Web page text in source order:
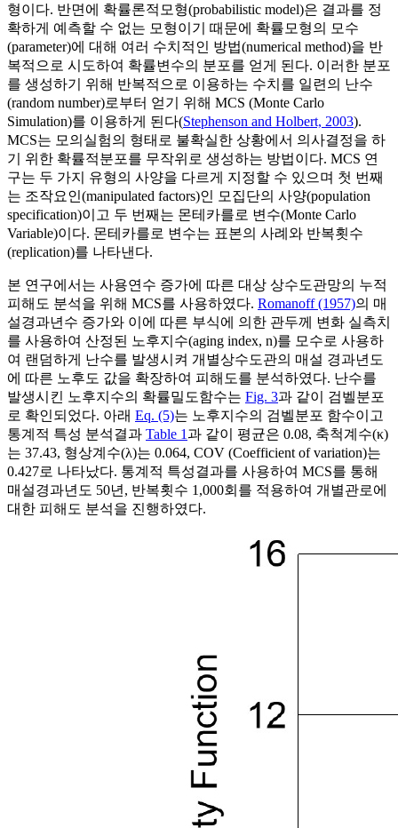
형이다. 반면에 확률론적모형(probabilistic model)은 결과를 정
확하게 예측할 수 없는 모형이기 때문에 확률모형의 모수
(parameter)에 대해 여러 수치적인 방법(numerical method)을 반
복적으로 시도하여 확률변수의 분포를 얻게 된다. 이러한 분포
를 생성하기 위해 반복적으로 이용하는 수치를 일련의 난수
(random number)로부터 얻기 위해 MCS (Monte Carlo
Simulation)를 이용하게 된다(Stephenson and Holbert, 2003).
MCS는 모의실험의 형태로 불확실한 상황에서 의사결정을 하
기 위한 확률적분포를 무작위로 생성하는 방법이다. MCS 연
구는 두 가지 유형의 사양을 다르게 지정할 수 있으며 첫 번째
는 조작요인(manipulated factors)인 모집단의 사양(population
specification)이고 두 번째는 몬테카를로 변수(Monte Carlo
Variable)이다. 몬테카를로 변수는 표본의 사례와 반복횟수
(replication)를 나타낸다.
본 연구에서는 사용연수 증가에 따른 대상 상수도관망의 누적
피해도 분석을 위해 MCS를 사용하였다. Romanoff (1957)의 매
설경과년수 증가와 이에 따른 부식에 의한 관두께 변화 실측치
를 사용하여 산정된 노후지수(aging index, n)를 모수로 사용하
여 랜덤하게 난수를 발생시켜 개별상수도관의 매설 경과년도
에 따른 노후도 값을 확장하여 피해도를 분석하였다. 난수를
발생시킨 노후지수의 확률밀도함수는 Fig. 3과 같이 검벨분포
로 확인되었다. 아래 Eq. (5)는 노후지수의 검벨분포 함수이고
통계적 특성 분석결과 Table 1과 같이 평균은 0.08, 축척계수(κ)
는 37.43, 형상계수(λ)는 0.064, COV (Coefficient of variation)는
0.427로 나타났다. 통계적 특성결과를 사용하여 MCS를 통해
매설경과년도 50년, 반복횟수 1,000회를 적용하여 개별관로에
대한 피해도 분석을 진행하였다.